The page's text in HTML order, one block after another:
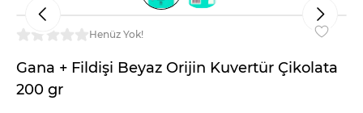
Henüz Yok!
Gana + Fildişi Beyaz Orijin Kuvertür Çikolata
200 gr